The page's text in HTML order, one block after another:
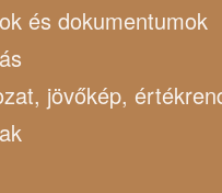
és dokumentumok
jövőkép,